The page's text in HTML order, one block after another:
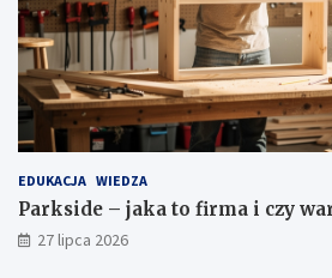
EDUKACJA WIEDZA
Parkside – jaka to firma i czy
27 lipca 2026